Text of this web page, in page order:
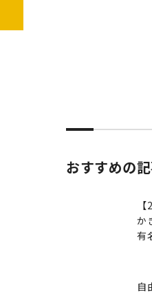
おすすめの
か
有
自